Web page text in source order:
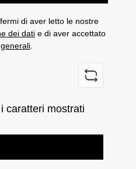
di aver letto le nostre
dei dati e di aver accettato
caratteri mostrati